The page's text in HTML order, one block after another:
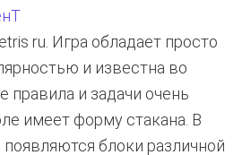
ru. Игра обладает просто
и известна во
и задачи очень
имеет форму стакана. В
появляются блоки различной